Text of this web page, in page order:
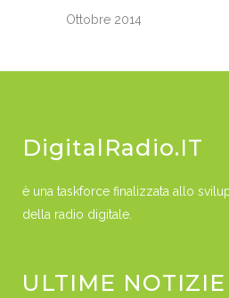
Ottobre 2014
DigitalRadio.IT
è una taskforce finalizzata allo
della radio digitale.
ULTIME NOTIZIE